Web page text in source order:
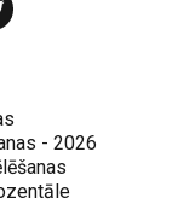
- 2026